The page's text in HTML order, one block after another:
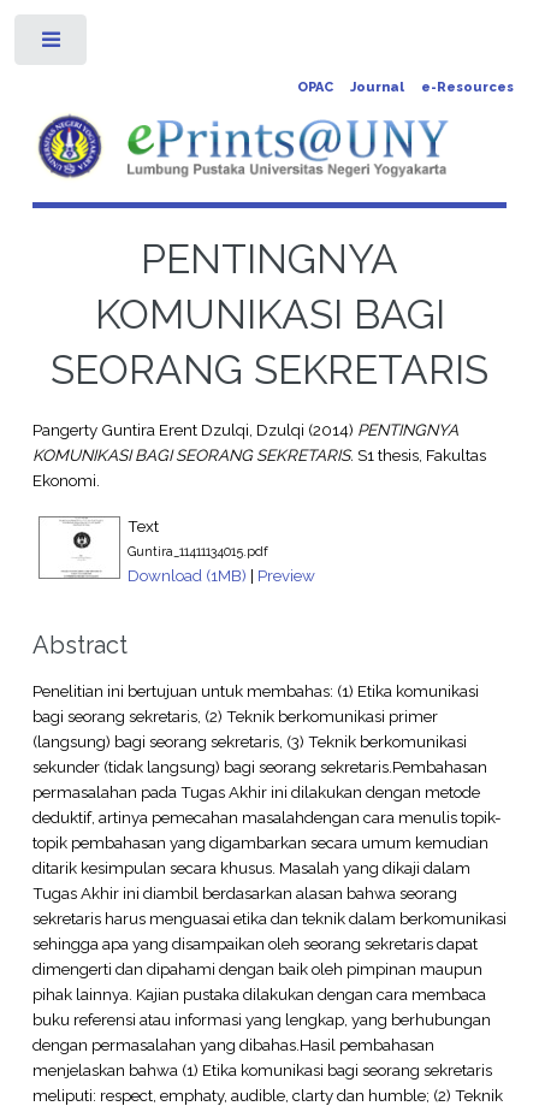
OPAC Journal e-Resources
PENTINGNYA
KOMUNIKASI BAGI
SEORANG SEKRETARIS
Pangerty Guntira Erent Dzulqi, Dzulqi (2014) PENTINGNYA
KOMUNIKASI BAGI SEORANG SEKRETARIS. S1 thesis, Fakultas
Ekonomi.
Text
Guntira_11411134015.pdf
Download (1MB) | Preview
Abstract
Penelitian ini bertujuan untuk membahas: (1) Etika komunikasi
bagi seorang sekretaris, (2) Teknik berkomunikasi primer
(langsung) bagi seorang sekretaris, (3) Teknik berkomunikasi
sekunder (tidak langsung) bagi seorang sekretaris.Pembahasan
permasalahan pada Tugas Akhir ini dilakukan dengan metode
deduktif, artinya pemecahan masalahdengan cara menulis topik-
topik pembahasan yang digambarkan secara umum kemudian
ditarik kesimpulan secara khusus. Masalah yang dikaji dalam
Tugas Akhir ini diambil berdasarkan alasan bahwa seorang
sekretaris harus menguasai etika dan teknik dalam berkomunikasi
sehingga apa yang disampaikan oleh seorang sekretaris dapat
dimengerti dan dipahami dengan baik oleh pimpinan maupun
pihak lainnya. Kajian pustaka dilakukan dengan cara membaca
buku referensi atau informasi yang lengkap, yang berhubungan
dengan permasalahan yang dibahas.Hasil pembahasan
menjelaskan bahwa (1) Etika komunikasi bagi seorang sekretaris
meliputi: respect, emphaty, audible, clarty dan humble; (2) Teknik